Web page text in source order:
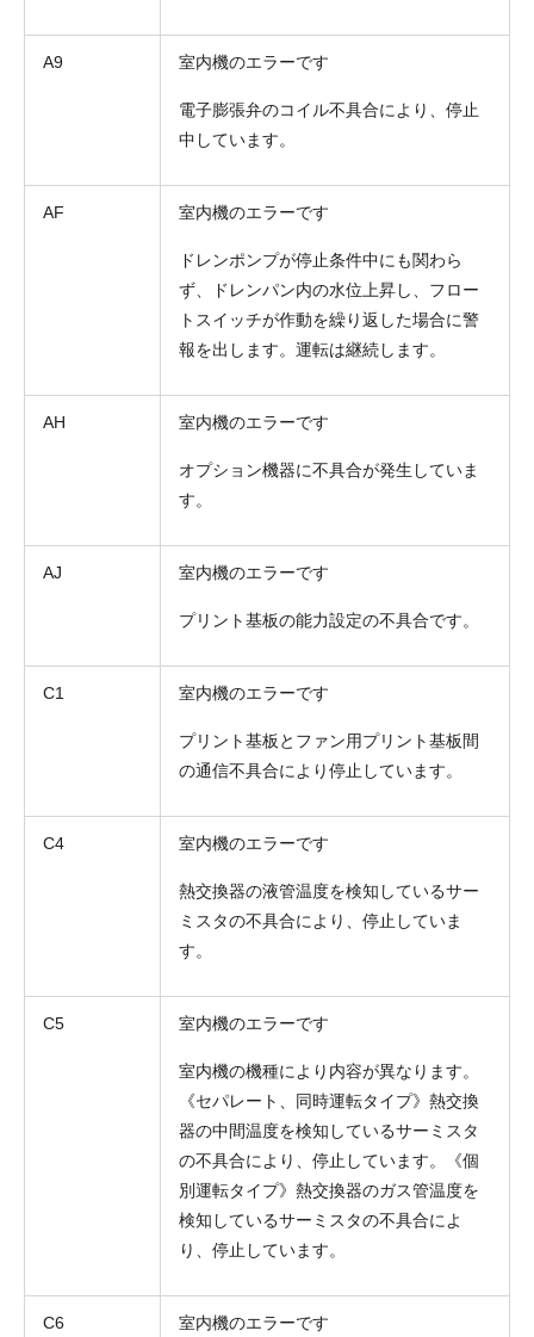
A9 室内機のエラーです
電子膨張弁のコイル不具合により、停止
中しています。
AF 室内機のエラーです
ドレンポンプが停止条件中にも関わら
ず、ドレンパン内の水位上昇し、フロー
トスイッチが作動を繰り返した場合に警
報を出します。運転は継続します。
AH 室内機のエラーです
オプション機器に不具合が発生していま
す。
AJ 室内機のエラーです
プリント基板の能力設定の不具合です。
C1 室内機のエラーです
プリント基板とファン用プリント基板間
の通信不具合により停止しています。
C4 室内機のエラーです
熱交換器の液管温度を検知しているサー
ミスタの不具合により、停止していま
す。
C5 室内機のエラーです
室内機の機種により内容が異なります。
《セパレート、同時運転タイプ》熱交換
器の中間温度を検知しているサーミスタ
の不具合により、停止しています。《個
別運転タイプ》熱交換器のガス管温度を
検知しているサーミスタの不具合によ
り、停止しています。
C6 室内機のエラーです